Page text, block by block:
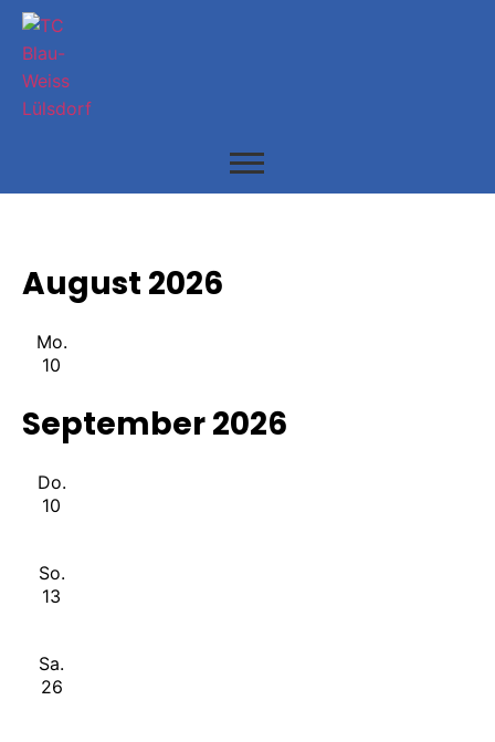
August 2026
Mo.
10
September 2026
Do.
10
So.
13
Sa.
26